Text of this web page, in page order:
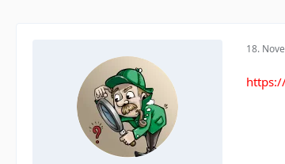
18.